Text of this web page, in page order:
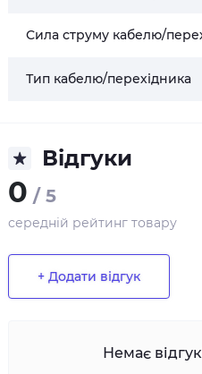
Сила струму кабелю/
Тип кабелю/перехідника
Відгуки
0 / 5
середній рейтинг товару
+ Додати відгук
Немає